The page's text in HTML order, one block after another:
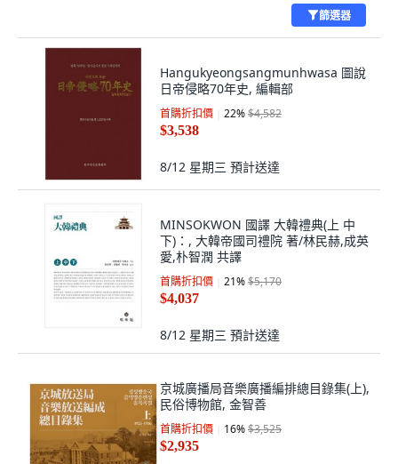
篩選器
Hangukyeongsangmunhwasa 圖說
日帝侵略70年史, 編輯部
首購折扣價 22%$4,582
$3,538
8/12 星期三 預計送達
MINSOKWON 國譯 大韓禮典(上 中
下)：, 大韓帝國司禮院 著/林民赫,成英
愛,朴智潤 共譯
首購折扣價 21%$5,170
$4,037
8/12 星期三 預計送達
京城廣播局音樂廣播編排總目錄集(上),
民俗博物館, 金智善
首購折扣價 16%$3,525
$2,935